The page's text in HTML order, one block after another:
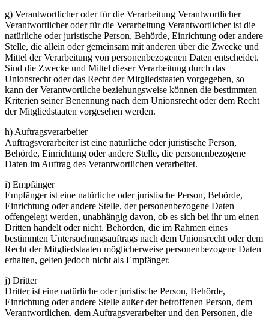
g) Verantwortlicher oder für die Verarbeitung Verantwortlicher
Verantwortlicher oder für die Verarbeitung Verantwortlicher ist die
natürliche oder juristische Person, Behörde, Einrichtung oder andere
Stelle, die allein oder gemeinsam mit anderen über die Zwecke und
Mittel der Verarbeitung von personenbezogenen Daten entscheidet.
Sind die Zwecke und Mittel dieser Verarbeitung durch das
Unionsrecht oder das Recht der Mitgliedstaaten vorgegeben, so
kann der Verantwortliche beziehungsweise können die bestimmten
Kriterien seiner Benennung nach dem Unionsrecht oder dem Recht
der Mitgliedstaaten vorgesehen werden.
h) Auftragsverarbeiter
Auftragsverarbeiter ist eine natürliche oder juristische Person,
Behörde, Einrichtung oder andere Stelle, die personenbezogene
Daten im Auftrag des Verantwortlichen verarbeitet.
i) Empfänger
Empfänger ist eine natürliche oder juristische Person, Behörde,
Einrichtung oder andere Stelle, der personenbezogene Daten
offengelegt werden, unabhängig davon, ob es sich bei ihr um einen
Dritten handelt oder nicht. Behörden, die im Rahmen eines
bestimmten Untersuchungsauftrags nach dem Unionsrecht oder dem
Recht der Mitgliedstaaten möglicherweise personenbezogene Daten
erhalten, gelten jedoch nicht als Empfänger.
j) Dritter
Dritter ist eine natürliche oder juristische Person, Behörde,
Einrichtung oder andere Stelle außer der betroffenen Person, dem
Verantwortlichen, dem Auftragsverarbeiter und den Personen, die